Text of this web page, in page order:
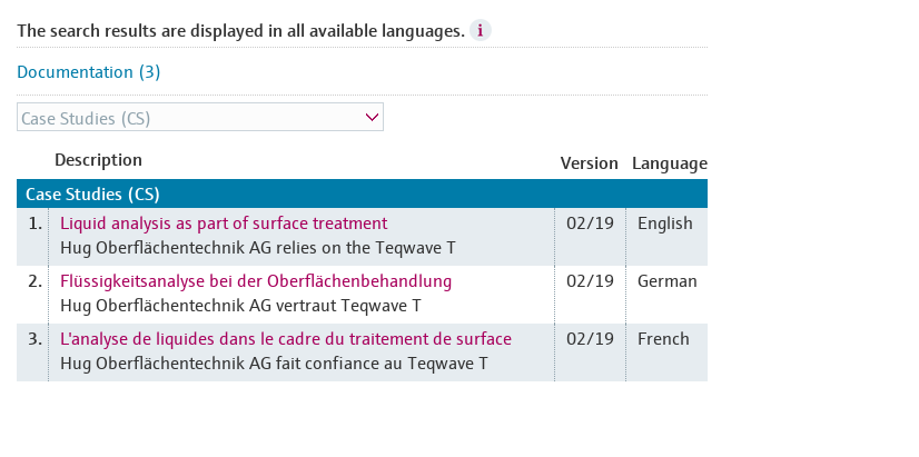
The search results are displayed in all available languages.
Documentation (3)
Description Version
Language
Case Studies (CS)
1.
Liquid analysis as part of surface treatment
Hug Oberflächentechnik AG relies on the Teqwave T
02/19 English
2.
Flüssigkeitsanalyse bei der Oberflächenbehandlung
Hug Oberflächentechnik AG vertraut Teqwave T
02/19 German
3.
L'analyse de liquides dans le cadre du traitement de surface
Hug Oberflächentechnik AG fait confiance au Teqwave T
02/19 French